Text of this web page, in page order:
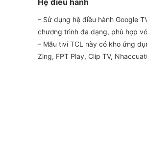
Hệ điều hành
– Sử dụng hệ điều hành Google
chương trình đa dạng, phù hợp
– Mẫu tivi TCL này có kho ứng
Zing, FPT Play, Clip TV,